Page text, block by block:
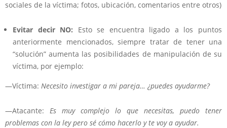
sociales de la víctima; fotos, ubicación, comentarios entre otros)
Evitar decir NO: Esto se encuentra ligado a los puntos
anteriormente mencionados, siempre tratar de tener una
“solución” aumenta las posibilidades de manipulación de su
víctima, por ejemplo:
—Víctima: Necesito investigar a mi pareja… ¿puedes ayudarme?
—Atacante: Es muy complejo lo que necesitas, puedo tener
problemas con la ley pero sé cómo hacerlo y te voy a ayudar.